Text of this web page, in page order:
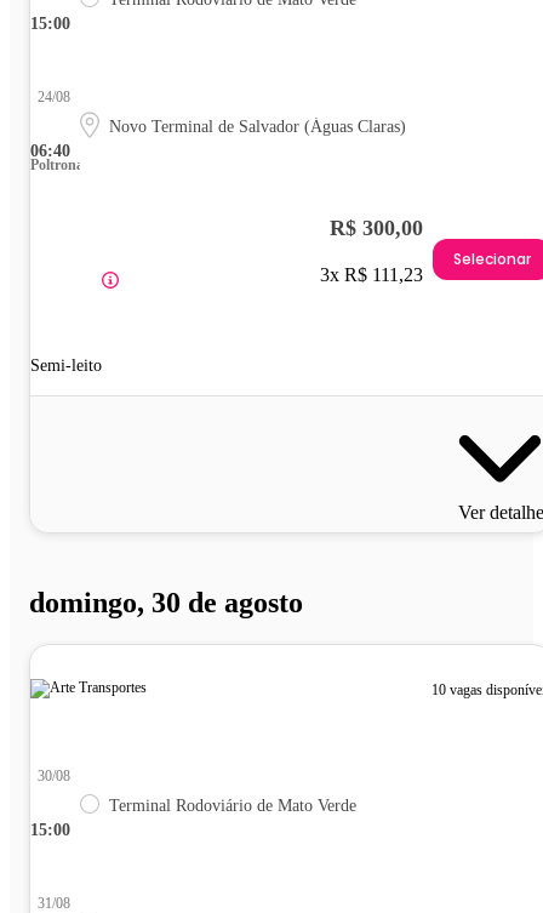
15:00
06:40
24/08
Novo Terminal de Salvador (Águas Claras)
Poltrona
Semi-leito
R$ 300,00
3x R$ 111,23
Selecionar
Ver
domingo, 30 de agosto
10 vagas
15:00
30/08
Terminal Rodoviário de Mato Verde
31/08